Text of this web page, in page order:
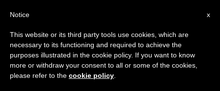
Il Card. Kasper non ha mai voluto
abolire il celibato sacerdotale
x
Notice
This website or its third party tools use cookies, which are
necessary to its functioning and required to achieve the
purposes illustrated in the cookie policy. If you want to know
more or withdraw your consent to all or some of the cookies,
please refer to the cookie policy